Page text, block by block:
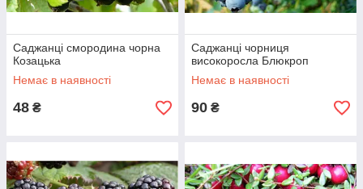
Саджанці смородина чорна
Козацька
Немає в наявності
48 ₴
Саджанці чорниця
високоросла Блюкроп
Немає в наявності
90 ₴